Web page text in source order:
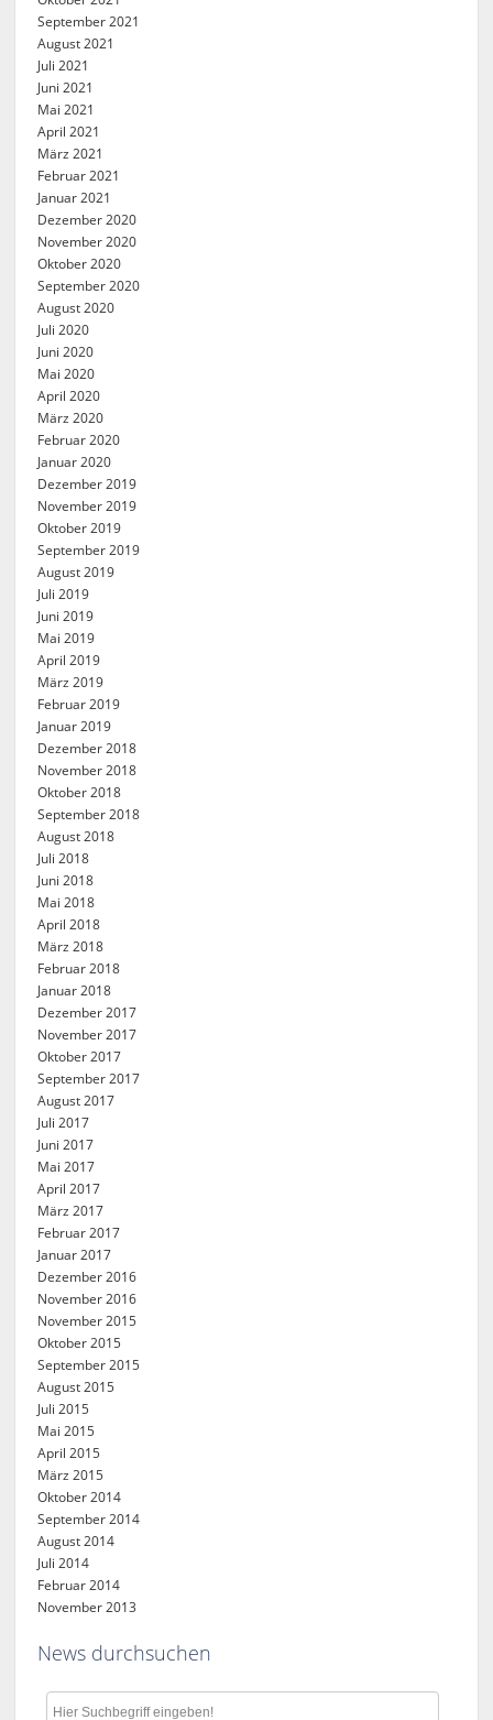
September 2021
August 2021
Juli 2021
Juni 2021
Mai 2021
April 2021
März 2021
Februar 2021
Januar 2021
Dezember 2020
November 2020
Oktober 2020
September 2020
August 2020
Juli 2020
Juni 2020
Mai 2020
April 2020
März 2020
Februar 2020
Januar 2020
Dezember 2019
November 2019
Oktober 2019
September 2019
August 2019
Juli 2019
Juni 2019
Mai 2019
April 2019
März 2019
Februar 2019
Januar 2019
Dezember 2018
November 2018
Oktober 2018
September 2018
August 2018
Juli 2018
Juni 2018
Mai 2018
April 2018
März 2018
Februar 2018
Januar 2018
Dezember 2017
November 2017
Oktober 2017
September 2017
August 2017
Juli 2017
Juni 2017
Mai 2017
April 2017
März 2017
Februar 2017
Januar 2017
Dezember 2016
November 2016
November 2015
Oktober 2015
September 2015
August 2015
Juli 2015
Mai 2015
April 2015
März 2015
Oktober 2014
September 2014
August 2014
Juli 2014
Februar 2014
November 2013
News durchsuchen